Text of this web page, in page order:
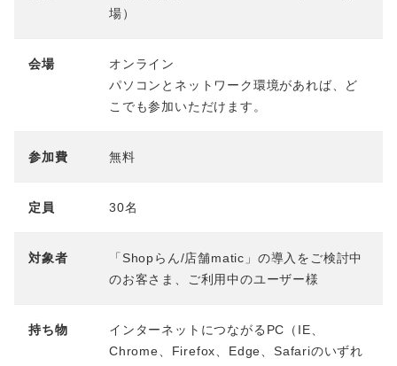
場）
会場
オンライン
パソコンとネットワーク環境があれば、ど
こでも参加いただけます。
参加費 無料
定員 30名
対象者
「Shopらん/店舗matic」の導入をご検討中
のお客さま、ご利用中のユーザー様
持ち物
インターネットにつながるPC（IE、
Chrome、Firefox、Edge、Safariのいずれ